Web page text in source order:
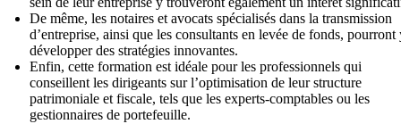
De même, les notaires et avocats spécialisés dans la transmission
d’entreprise, ainsi que les consultants en levée de fonds, pourront
développer des stratégies innovantes.
Enfin, cette formation est idéale pour les professionnels qui
conseillent les dirigeants sur l’optimisation de leur structure
patrimoniale et fiscale, tels que les experts-comptables ou les
gestionnaires de portefeuille.